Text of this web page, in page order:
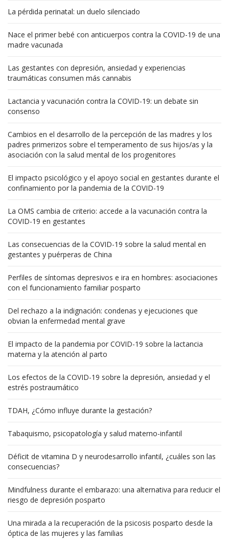
La pérdida perinatal: un duelo silenciado
Nace el primer bebé con anticuerpos contra la COVID-19 de una
madre vacunada
Las gestantes con depresión, ansiedad y experiencias
traumáticas consumen más cannabis
Lactancia y vacunación contra la COVID-19: un debate sin
consenso
Cambios en el desarrollo de la percepción de las madres y los
padres primerizos sobre el temperamento de sus hijos/as y la
asociación con la salud mental de los progenitores
El impacto psicológico y el apoyo social en gestantes durante el
confinamiento por la pandemia de la COVID-19
La OMS cambia de criterio: accede a la vacunación contra la
COVID-19 en gestantes
Las consecuencias de la COVID-19 sobre la salud mental en
gestantes y puérperas de China
Perfiles de síntomas depresivos e ira en hombres: asociaciones
con el funcionamiento familiar posparto
Del rechazo a la indignación: condenas y ejecuciones que
obvian la enfermedad mental grave
El impacto de la pandemia por COVID-19 sobre la lactancia
materna y la atención al parto
Los efectos de la COVID-19 sobre la depresión, ansiedad y el
estrés postraumático
TDAH, ¿Cómo influye durante la gestación?
Tabaquismo, psicopatología y salud materno-infantil
Déficit de vitamina D y neurodesarrollo infantil, ¿cuáles son las
consecuencias?
Mindfulness durante el embarazo: una alternativa para reducir el
riesgo de depresión posparto
Una mirada a la recuperación de la psicosis posparto desde la
óptica de las mujeres y las familias